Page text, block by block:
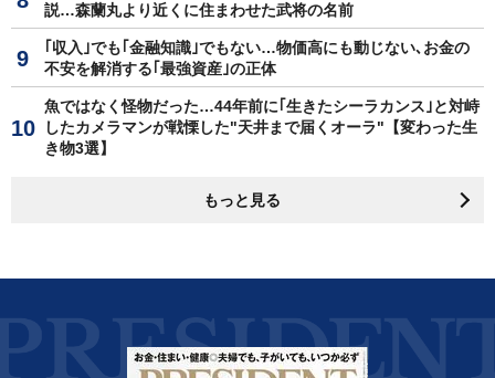
説…森蘭丸より近くに住まわせた武将の名前
｢収入｣でも｢金融知識｣でもない…物価高にも動じない､お金の
不安を解消する｢最強資産｣の正体
魚ではなく怪物だった…44年前に｢生きたシーラカンス｣と対峙
したカメラマンが戦慄した"天井まで届くオーラ"【変わった生
き物3選】
もっと見る